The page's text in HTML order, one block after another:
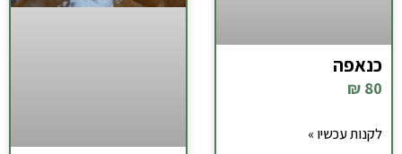
כנאפה
80 ₪
לקנות עכשיו »